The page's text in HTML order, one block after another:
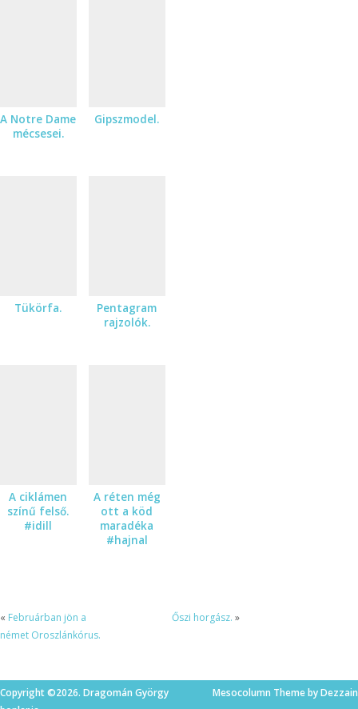
A Notre Dame
mécsesei.
Gipszmodel.
Tükörfa.
Pentagram
rajzolók.
A ciklámen
színű felső.
#idill
A réten még
ott a köd
maradéka
#hajnal
« Februárban jön a
német Oroszlánkórus.
Őszi horgász. »
Copyright ©2026. Dragomán György
Mesocolumn Theme by Dezzain